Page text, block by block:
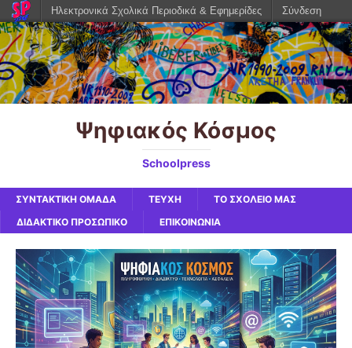
Ψηφιακός Κόσμος
Schoolpress
ΣΥΝΤΑΚΤΙΚΗ ΟΜΑΔΑ ΤΕΥΧΗ
ΤΟ ΣΧΟΛΕΙΟ ΜΑΣ
ΔΙΔΑΚΤΙΚΟ ΠΡΟΣΩΠΙΚΟ
ΕΠΙΚΟΙΝΩΝΙΑ
Ηλεκτρονικά Σχολικά Περιοδικά & Εφημερίδες Σύνδεση